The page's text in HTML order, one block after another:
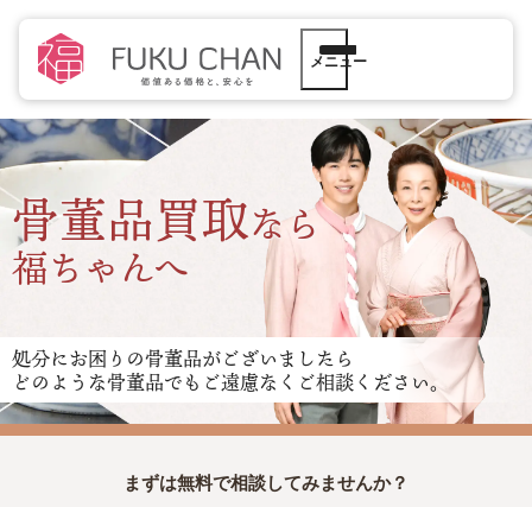
メニュー
骨董品買取なら
福ちゃんへ
処分にお困りの骨董品がございましたら
どのような骨董品でも ご遠慮なくご相談ください。
まずは無料で相談してみませんか？